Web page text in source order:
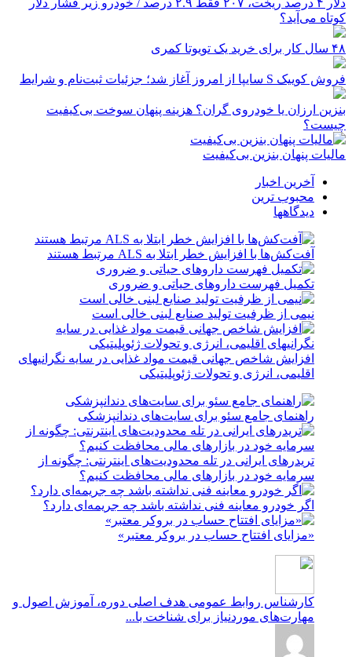
دلار ۴ درصد ریخت، ۲۰۷ فقط ۲.۹ درصد / خودرو زیر فشار دلار
کوتاه می‌آید؟
۴۸ سال کار برای خرید یک تویوتا کمری
فروش کوییک S سایپا از امروز آغاز شد؛ جزئیات ثبت‌نام و شرایط
بنزین ارزان یا خودروی گران؟ هزینه پنهان سوخت بی‌کیفیت
چیست؟
مالیات پنهان بنزین بی‌کیفیت
آخرین اخبار
محبوب ترین
دیدگاهها
آفت‌کش‌ها با افزایش خطر ابتلا به ALS مرتبط هستند
تکمیل فهرست داروهای حیاتی و ضروری
نیمی از ظرفیت تولید صنایع لبنی خالی است
افزایش شاخص جهانی قیمت مواد غذایی در سایه نگرانیهای
اقلیمی، انرژی و تحولات ژئوپلیتیکی
راهنمای جامع سئو برای سایت‌های دندانپزشکی
تریدرهای ایرانی در تله محدودیت‌های اینترنتی: چگونه از
سرمایه خود در بازارهای مالی محافظت کنیم؟
اگر خودرو معاینه فنی نداشته باشد چه جریمه‌ای دارد؟
«مزایای افتتاح حساب در بروکر معتبر»
کارشناس روابط عمومی هدف اصلی دوره، آموزش اصول و
مهارت‌های موردنیاز برای شناخت با...